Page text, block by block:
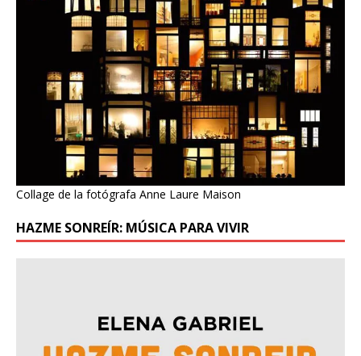
Collage de la fotógrafa Anne Laure Maison
HAZME SONREÍR: MÚSICA PARA VIVIR